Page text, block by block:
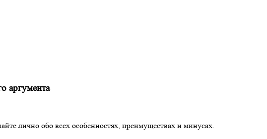
аргумента
лично обо всех особенностях, преимуществах и минусах.